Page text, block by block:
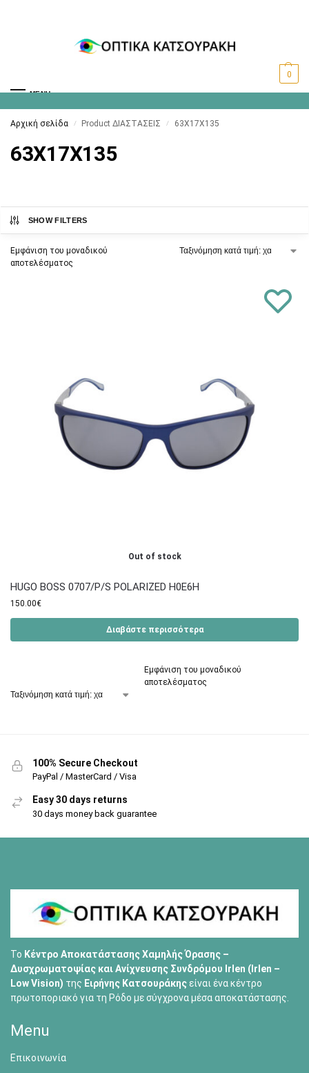
MENU
0
Αρχική σελίδα / Product ΔΙΑΣΤΑΣΕΙΣ / 63X17X135
63X17X135
SHOW FILTERS
Εμφάνιση του μοναδικού
αποτελέσματος
Out of stock
HUGO BOSS 0707/P/S POLARIZED H0E6H
150.00€
Διαβάστε περισσότερα
Εμφάνιση του μοναδικού
αποτελέσματος
100% Secure Checkout
PayPal / MasterCard / Visa
Easy 30 days returns
30 days money back guarantee
Το Κέντρο Αποκατάστασης Χαμηλής Όρασης –
Δυσχρωματοψίας και Ανίχνευσης Συνδρόμου Irlen (Irlen –
Low Vision) της Ειρήνης Κατσουράκηςείναι ένα κέντρο
πρωτοποριακό για τη Ρόδο με σύγχρονα μέσα αποκατάστασης.
Menu
Επικοινωνία